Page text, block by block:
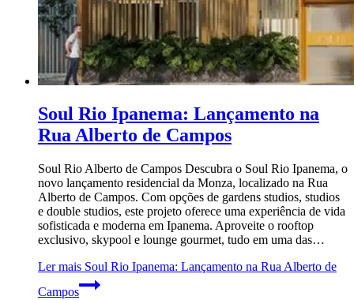
Soul Rio Ipanema: Lançamento na
Rua Alberto de Campos
Soul Rio Alberto de Campos Descubra o Soul Rio Ipanema, o
novo lançamento residencial da Monza, localizado na Rua
Alberto de Campos. Com opções de gardens studios, studios
e double studios, este projeto oferece uma experiência de vida
sofisticada e moderna em Ipanema. Aproveite o rooftop
exclusivo, skypool e lounge gourmet, tudo em uma das…
Ler mais Soul Rio Ipanema: Lançamento na Rua Alberto de
Campos